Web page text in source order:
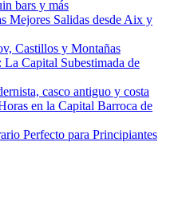
bars y más
Mejores Salidas desde Aix y
Castillos y Montañas
Capital Subestimada de
casco antiguo y costa
en la Capital Barroca de
Perfecto para Principiantes